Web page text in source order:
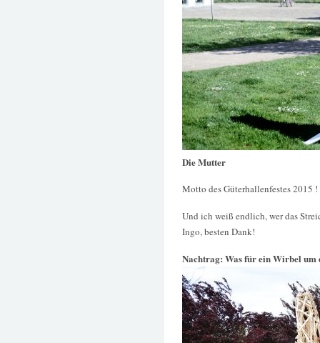
Die Mutter
Motto des Güterhallenfestes 2015 !
Und ich weiß endlich, wer das
Ingo, besten Dank!
Nachtrag: Was für ein Wirbel um